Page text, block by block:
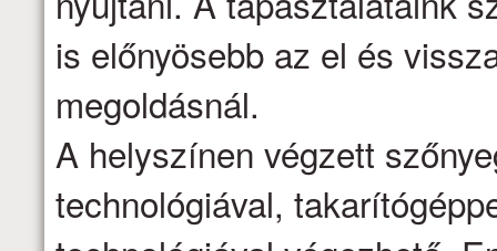
is előnyösebb az el és
megoldásnál.
A helyszínen végzett
technológiával,